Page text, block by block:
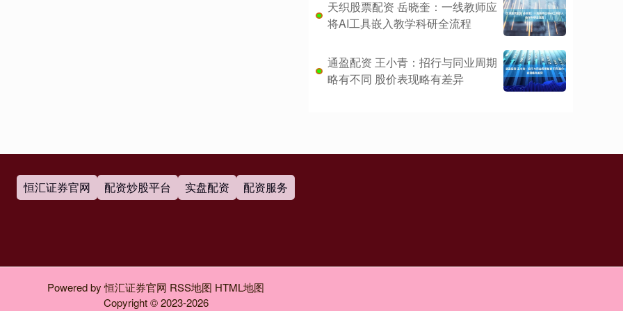
天织股票配资 岳晓奎：一线教师应
将AI工具嵌入教学科研全流程
通盈配资 王小青：招行与同业周期
略有不同 股价表现略有差异
恒汇证券官网 配资炒股平台 实盘配资 配资服务
Powered by恒汇证券官网 RSS地图 HTML地图
Copyright© 2023-2026